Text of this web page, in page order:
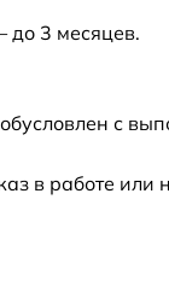
от 60
от 60
до 3 месяцев.
с
в работе или